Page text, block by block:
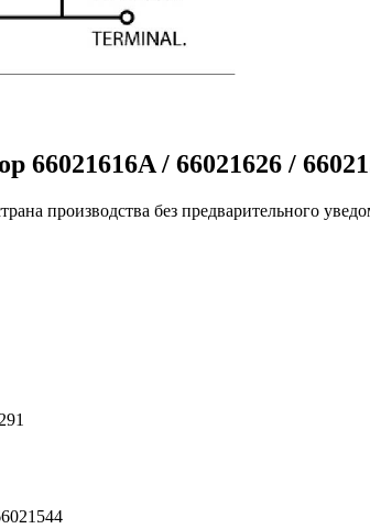
66021616A / 66021626 /
производства без предварительного